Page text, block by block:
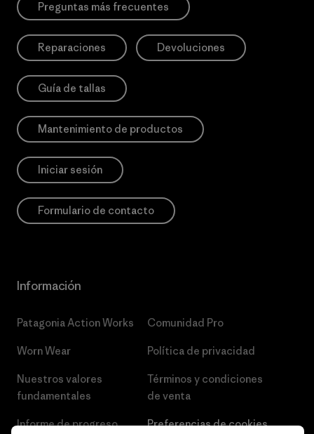
Preguntas más frecuentes
Reparaciones Devoluciones
Guía de tallas
Mantenimiento de productos
Iniciar sesión
Formulario de contacto
Información
Patagonia Action Works
Worn Wear
Nuestros valores
fundamentales
Informe de progreso
Comunidad Pro
Política de privacidad
Términos y condiciones
de venta
Preferencias de cookies